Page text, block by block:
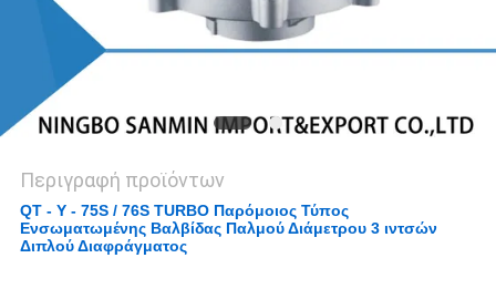
Περιγραφή προϊόντων
QT - Y - 75S / 76S TURBO Παρόμοιος Τύπος
Ενσωματωμένης Βαλβίδας Παλμού Διάμετρου 3 ιντσών
Διπλού Διαφράγματος